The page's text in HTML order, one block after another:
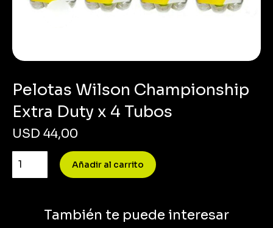
Pelotas Wilson Championship
Extra Duty x 4 Tubos
USD 44,00
Añadir al carrito
También te puede interesar